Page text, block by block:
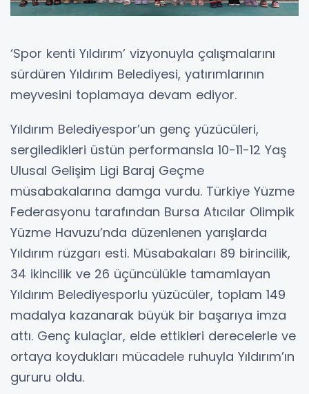
‘Spor kenti Yıldırım’ vizyonuyla çalışmalarını
sürdüren Yıldırım Belediyesi, yatırımlarının
meyvesini toplamaya devam ediyor.
Yıldırım Belediyespor’un genç yüzücüleri,
sergiledikleri üstün performansla 10-11-12 Yaş
Ulusal Gelişim Ligi Baraj Geçme
müsabakalarına damga vurdu. Türkiye Yüzme
Federasyonu tarafından Bursa Atıcılar Olimpik
Yüzme Havuzu’nda düzenlenen yarışlarda
Yıldırım rüzgarı esti. Müsabakaları 89 birincilik,
34 ikincilik ve 26 üçüncülükle tamamlayan
Yıldırım Belediyesporlu yüzücüler, toplam 149
madalya kazanarak büyük bir başarıya imza
attı. Genç kulaçlar, elde ettikleri derecelerle ve
ortaya koydukları mücadele ruhuyla Yıldırım’ın
gururu oldu.